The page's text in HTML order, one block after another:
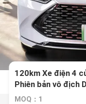
120km Xe điện 4
Phiên bản vô địch
MOQ：1